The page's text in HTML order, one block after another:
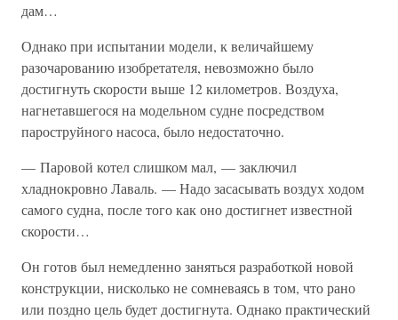
дам…
Однако при испытании модели, к величайшему
разочарованию изобретателя, невозможно было
достигнуть скорости выше 12 километров. Воздуха,
нагнетавшегося на модельном судне посредством
пароструйного насоса, было недостаточно.
— Паровой котел слишком мал, — заключил
хладнокровно Лаваль. — Надо засасывать воздух ходом
самого судна, после того как оно достигнет известной
скорости…
Он готов был немедленно заняться разработкой новой
конструкции, нисколько не сомневаясь в том, что рано
или поздно цель будет достигнута. Однако практический